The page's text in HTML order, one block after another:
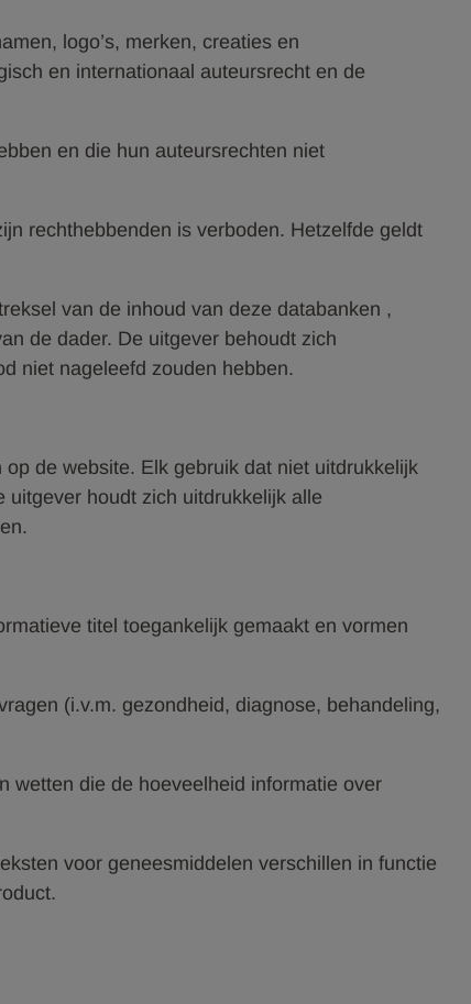
logo’s, merken, creaties en
en internationaal auteursrecht en de
en die hun auteursrechten niet
rechthebbenden is verboden. Hetzelfde geldt
van de inhoud van deze databanken ,
de dader. De uitgever behoudt zich
niet nageleefd zouden hebben.
de website. Elk gebruik dat niet uitdrukkelijk
houdt zich uitdrukkelijk alle
titel toegankelijk gemaakt en vormen
(i.v.m. gezondheid, diagnose, behandeling,
wetten die de hoeveelheid informatie over
voor geneesmiddelen verschillen in functie